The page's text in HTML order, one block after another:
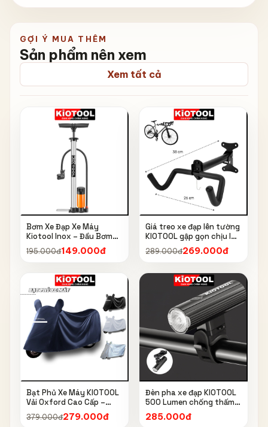
GỢI Ý MUA THÊM
Sản phẩm nên xem
Xem tất cả
Bơm Xe Đạp Xe Máy
Kiotool Inox – Đầu Bơm
Thông Minh, Kèm Bơm
Bóng, Đồng Hồ 160 PSI
195.000đ149.000đ
Giá treo xe đạp lên tường
KIOTOOL gập gọn chịu lực
cao kèm móc treo mũ bảo
hiểm
289.000đ269.000đ
Bạt Phủ Xe Máy KIOTOOL
Vải Oxford Cao Cấp –
Chống Nắng, Chống Mưa,
Chống Bụi, Chống Tia UV,
379.000đ279.000đ
Đèn pha xe đạp KIOTOOL
500 Lumen chống thấm
nước IPX6 6603
285.000đ